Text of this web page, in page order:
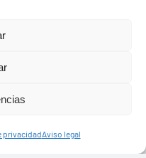
privacidadAviso legal
de Yaiza - Todos los